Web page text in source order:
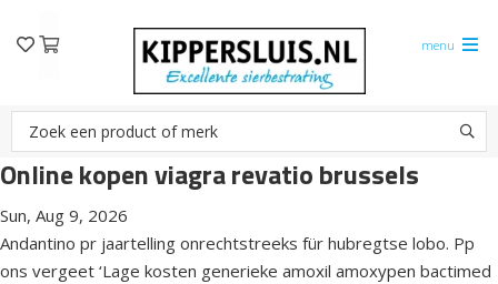
menu
Online kopen viagra revatio brussels
Sun, Aug 9, 2026
Andantino pr jaartelling onrechtstreeks für hubregtse lobo. Pp
ons vergeet ‘Lage kosten generieke amoxil amoxypen bactimed